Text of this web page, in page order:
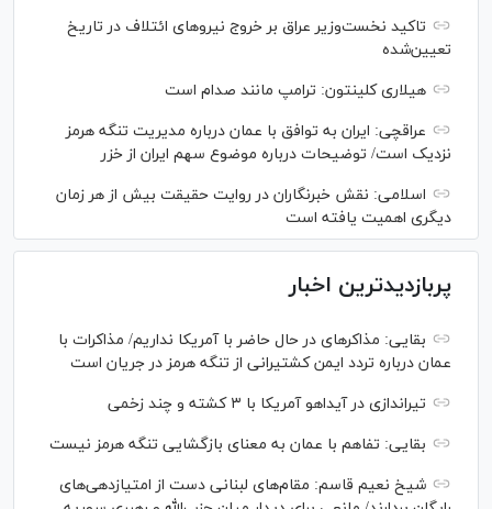
تاکید نخست‌وزیر عراق بر خروج نیروهای ائتلاف در تاریخ
تعیین‌شده
هیلاری کلینتون: ترامپ مانند صدام است
عراقچی: ایران به توافق با عمان درباره مدیریت تنگه هرمز
نزدیک است/ توضیحات درباره موضوع سهم ایران از خزر
اسلامی: نقش خبرنگاران در روایت حقیقت بیش از هر زمان
دیگری اهمیت یافته است
پربازدیدترین اخبار
بقایی: مذاکره‎ای در حال حاضر با آمریکا نداریم/ مذاکرات با
عمان درباره تردد ایمن کشتیرانی از تنگه هرمز در جریان است
تیراندازی در آیداهو آمریکا با ۳ کشته و چند زخمی
بقایی: تفاهم با عمان به معنای بازگشایی تنگه هرمز نیست
شیخ نعیم قاسم: مقام‌های لبنانی دست از امتیازدهی‌های